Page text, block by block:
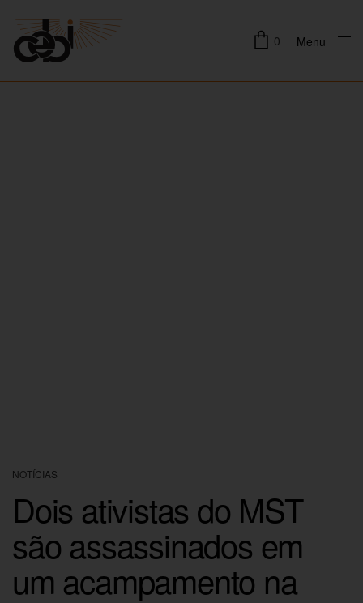
0 Menu
NOTÍCIAS
Dois ativistas do MST
são assassinados em
um acampamento na